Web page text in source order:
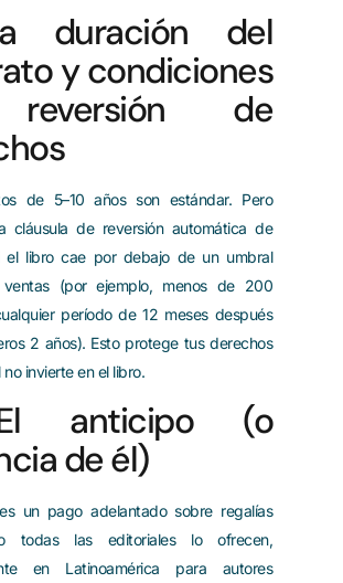
duración del
y condiciones
de
de 5–10 años son estándar. Pero
cláusula de reversión automática de
el libro cae por debajo de un umbral
(por ejemplo, menos de 200
período de 12 meses después
2 años). Esto protege tus derechos
no invierte en el libro.
anticipo (o
de él)
un pago adelantado sobre regalías
todas las editoriales lo ofrecen,
en Latinoamérica para autores